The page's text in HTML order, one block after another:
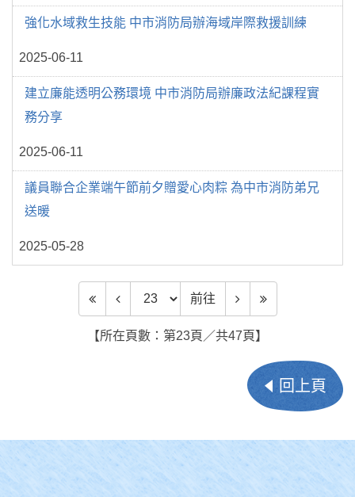
強化水域救生技能 中市消防局辦海域岸際救援訓練
2025-06-11
建立廉能透明公務環境 中市消防局辦廉政法紀課程實
務分享
2025-06-11
議員聯合企業端午節前夕贈愛心肉粽 為中市消防弟兄
送暖
2025-05-28
前往頁數 前往
【所在頁數：第23頁／共47頁】
回上頁